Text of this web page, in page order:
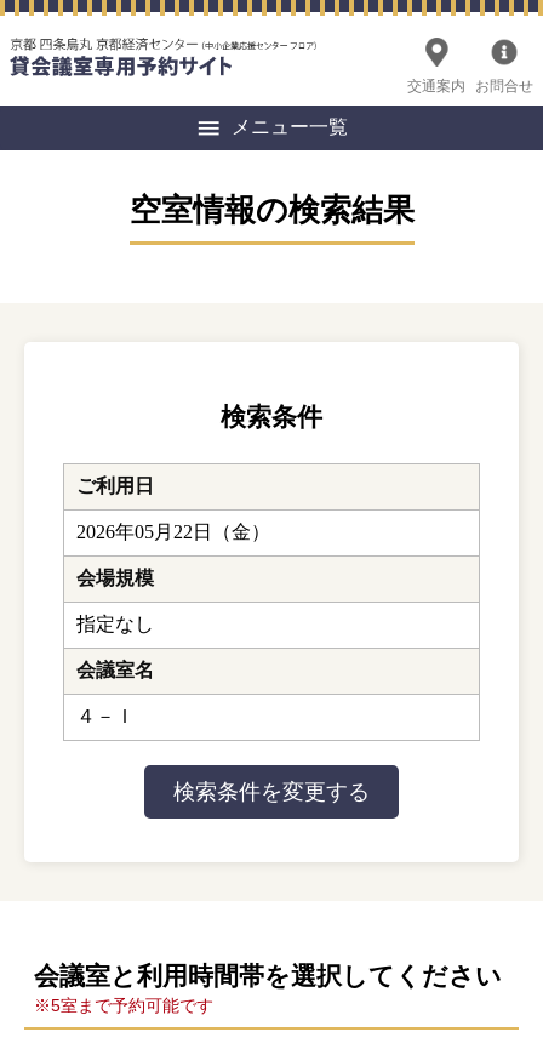
交通案内 お問合せ
メニュー一覧
空室情報の検索結果
検索条件
ご利用日
2026年05月22日（金）
会場規模
指定なし
会議室名
４－Ｉ
会議室と利用時間帯を選択してください
※5室まで予約可能です